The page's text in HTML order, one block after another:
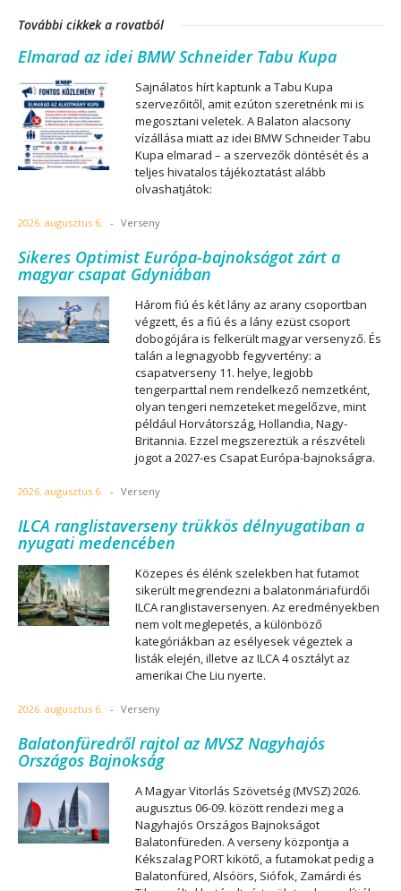
További cikkek a rovatból
Elmarad az idei BMW Schneider Tabu Kupa
Sajnálatos hírt kaptunk a Tabu Kupa
szervezőitől, amit ezúton szeretnénk mi is
megosztani veletek. A Balaton alacsony
vízállása miatt az idei BMW Schneider Tabu
Kupa elmarad – a szervezők döntését és a
teljes hivatalos tájékoztatást alább
olvashatjátok:
2026. augusztus 6. - Verseny
Sikeres Optimist Európa-bajnokságot zárt a
magyar csapat Gdyniában
Három fiú és két lány az arany csoportban
végzett, és a fiú és a lány ezüst csoport
dobogójára is felkerült magyar versenyző. És
talán a legnagyobb fegyvertény: a
csapatverseny 11. helye, legjobb
tengerparttal nem rendelkező nemzetként,
olyan tengeri nemzeteket megelőzve, mint
például Horvátország, Hollandia, Nagy-
Britannia. Ezzel megszereztük a részvételi
jogot a 2027-es Csapat Európa-bajnokságra.
2026. augusztus 6. - Verseny
ILCA ranglistaverseny trükkös délnyugatiban a
nyugati medencében
Közepes és élénk szelekben hat futamot
sikerült megrendezni a balatonmáriafürdői
ILCA ranglistaversenyen. Az eredményekben
nem volt meglepetés, a különböző
kategóriákban az esélyesek végeztek a
listák elején, illetve az ILCA 4 osztályt az
amerikai Che Liu nyerte.
2026. augusztus 6. - Verseny
Balatonfüredről rajtol az MVSZ Nagyhajós
Országos Bajnokság
A Magyar Vitorlás Szövetség (MVSZ) 2026.
augusztus 06-09. között rendezi meg a
Nagyhajós Országos Bajnokságot
Balatonfüreden. A verseny központja a
Kékszalag PORT kikötő, a futamokat pedig a
Balatonfüred, Alsóörs, Siófok, Zamárdi és